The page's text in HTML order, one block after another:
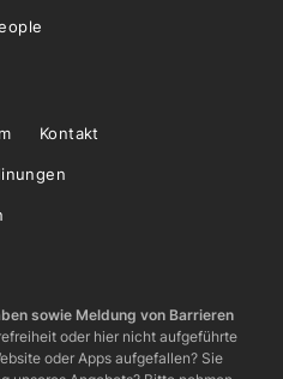
Kontakt
sowie Meldung von Barrieren
oder hier nicht aufgeführte
oder Apps aufgefallen? Sie